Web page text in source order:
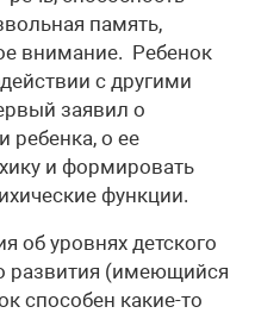
память,
внимание. Ребенок
с другими
заявил о
ребенка, о ее
и формировать
функции.
об уровнях детского
развития (имеющийся
способен какие-то